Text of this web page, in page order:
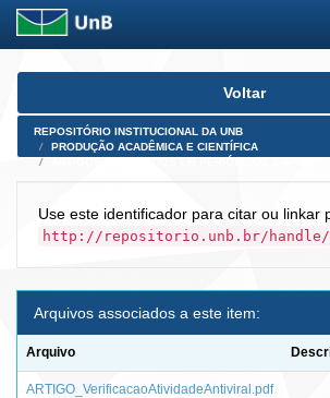
Skip
Voltar
REPOSITÓRIO INSTITUCIONAL DA UNB
PRODUÇÃO ACADÊMICA E CIENTÍFICA
Use este identificador para citar ou linkar
http://repositorio.unb.br/handle/
Arquivos associados a este item:
Arquivo
ARTIGO_VerificacaoAtividadeAntiviral.pdf